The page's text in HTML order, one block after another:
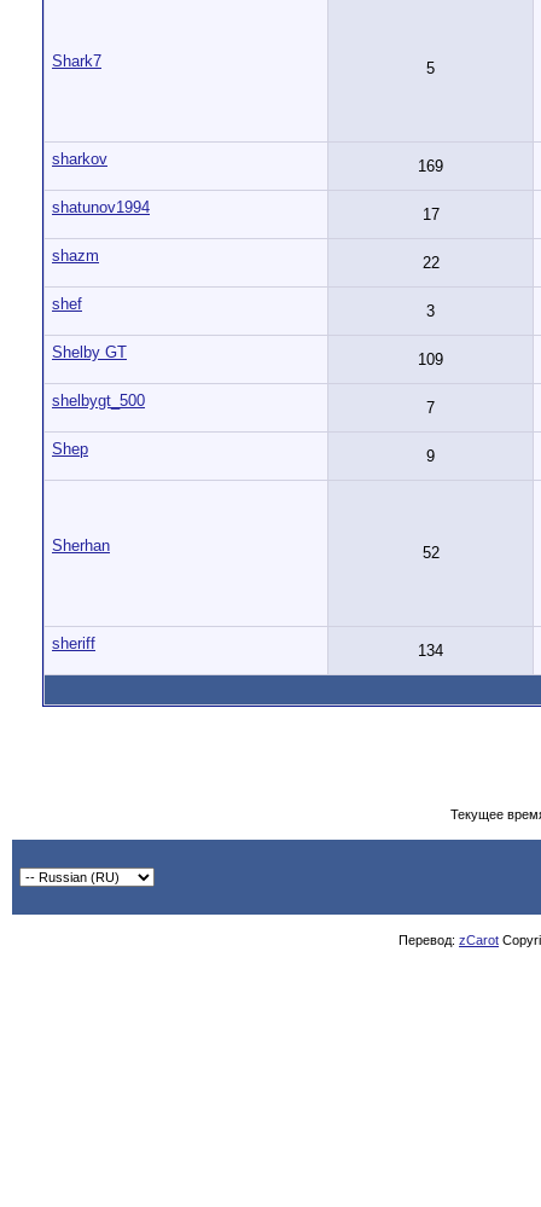
Shark7 5
sharkov 169
shatunov1994 17
shazm 22
shef 3
Shelby GT 109
shelbygt_500 7
Shep 9
Sherhan 52
sheriff 134
Текущее
Перевод: zCarot